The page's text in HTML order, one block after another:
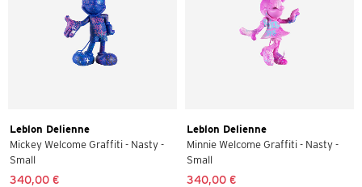
Leblon Delienne
Mickey Welcome Graffiti - Nasty -
Small
340,00 €
Leblon Delienne
Minnie Welcome Graffiti - Nasty -
Small
340,00 €